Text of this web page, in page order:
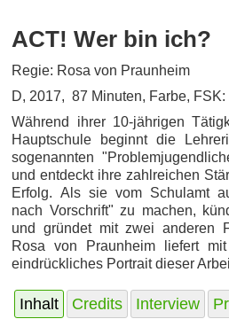
ACT! Wer bin ich?
Regie: Rosa von Praunheim
D, 2017, 87 Minuten, Farbe, FSK:
Während ihrer 10-jährigen
Hauptschule beginnt die
sogenannten
und entdeckt ihre zahlreichen
Erfolg. Als sie vom Schulamt
nach Vorschrift" zu machen,
und gründet mit zwei anderen
Rosa von Praunheim liefert
eindrückliches Portrait dieser
Inhalt Credits Interview